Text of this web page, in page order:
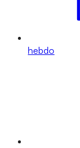
hebdo